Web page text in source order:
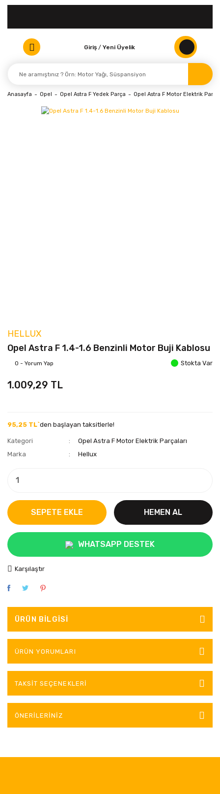
Giriş / Yeni Üyelik
Anasayfa Opel Opel Astra F Yedek Parça Opel Astra F Motor Elektrik
HELLUX
Opel Astra F 1.4-1.6 Benzinli Motor Buji Kablosu
0 - Yorum Yap Stokta Var
1.009,29 TL
95,25 TL`den başlayan taksitlerle!
Kategori
Opel Astra F Motor Elektrik Parçaları
Marka
Hellux
SEPETE EKLE HEMEN AL
WHATSAPP DESTEK
Karşılaştır
ÜRÜN BILGISI
ÜRÜN YORUMLARI
TAKSIT SEÇENEKLERI
ÖNERILERINIZ